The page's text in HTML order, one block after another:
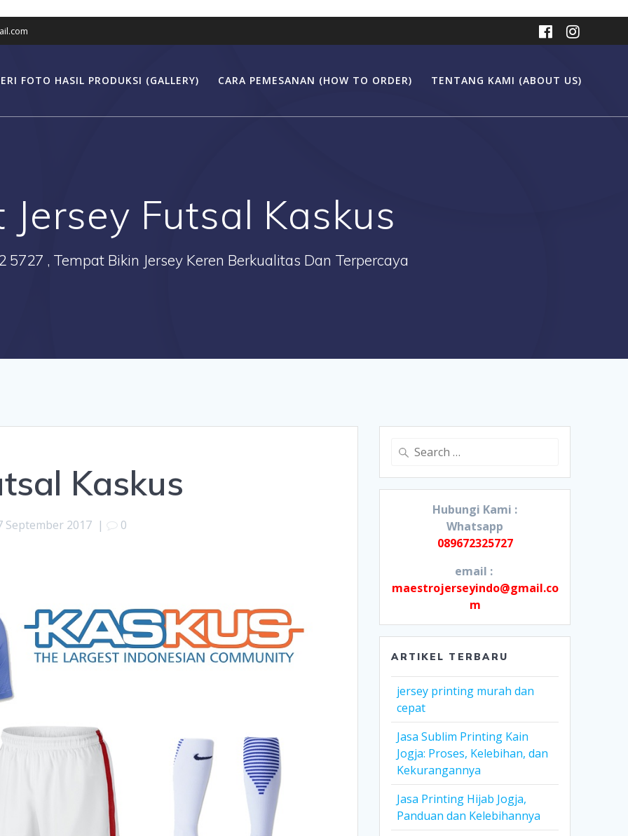
FOTO HASIL PRODUKSI (GALLERY) CARA PEMESANAN (HOW TO ORDER) TENTANG KAMI (ABOUT US)
Jersey Futsal Kaskus
5727 , Tempat Bikin Jersey Keren Berkualitas Dan Terpercaya
Kaskus
September 2017 | 0
Search
Hubungi Kami :
Whatsapp
089672325727
email :
maestrojerseyindo@gmail.co
m
ARTIKEL TERBARU
jersey printing murah dan
cepat
Jasa Sublim Printing Kain
Jogja: Proses, Kelebihan, dan
Kekurangannya
Jasa Printing Hijab Jogja,
Panduan dan Kelebihannya